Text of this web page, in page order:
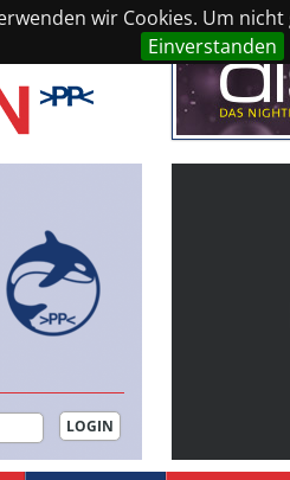
wir Cookies. Um
Einverstanden